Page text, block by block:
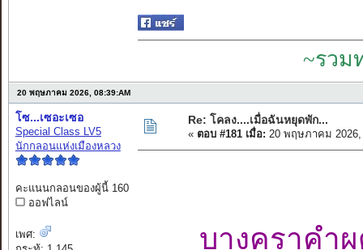
~รวม
20 พฤษภาคม 2026, 08:39:AM
โซ...เซอะเซอ
Special Class LV5
นักกลอนแห่งเมืองหลวง
คะแนนกลอนของผู้นี้ 160
ออฟไลน์
เพศ:
Re: โคลง....เมื่อฉันหยุดพัก...
« ตอบ #181 เมื่อ: 20 พฤษภาคม 2026,
บางคราค